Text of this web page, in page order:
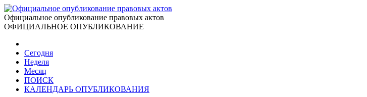
Официальное опубликование правовых актов
ОФИЦИАЛЬНОЕ ОПУБЛИКОВАНИЕ
Сегодня
Неделя
Месяц
ПОИСК
КАЛЕНДАРЬ ОПУБЛИКОВАНИЯ